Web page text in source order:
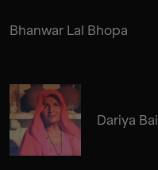
Bhanwar Lal Bhopa
Dariya Bai